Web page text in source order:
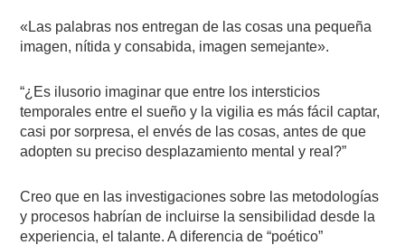
«Las palabras nos entregan de las cosas una pequeña
imagen, nítida y consabida, imagen semejante».
“¿Es ilusorio imaginar que entre los intersticios
temporales entre el sueño y la vigilia es más fácil captar,
casi por sorpresa, el envés de las cosas, antes de que
adopten su preciso desplazamiento mental y real?”
Creo que en las investigaciones sobre las metodologías
y procesos habrían de incluirse la sensibilidad desde la
experiencia, el talante. A diferencia de “poético”